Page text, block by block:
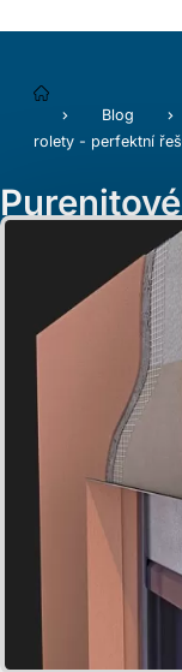
Blog
rolety - perfektní
řešení
Plánujete okna stínit
uložení doporučujeme
vám vysvětlíme, proč